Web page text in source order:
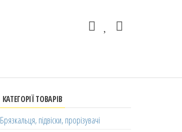
КАТЕГОРІЇ ТОВАРІВ
Брязкальця, підвіски, прорізувачі